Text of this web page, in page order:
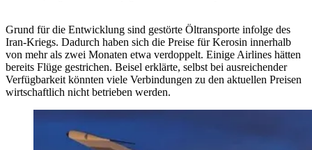
Grund für die Entwicklung sind gestörte Öltransporte infolge des
Iran‑Kriegs. Dadurch haben sich die Preise für Kerosin innerhalb
von mehr als zwei Monaten etwa verdoppelt. Einige Airlines hätten
bereits Flüge gestrichen. Beisel erklärte, selbst bei ausreichender
Verfügbarkeit könnten viele Verbindungen zu den aktuellen Preisen
wirtschaftlich nicht betrieben werden.